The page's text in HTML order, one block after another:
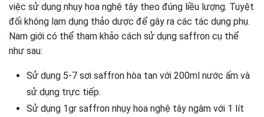
việc sử dụng nhụy hoa nghệ tây theo đúng liều lượng. Tuyệt
đối không lạm dụng thảo dược để gây ra các tác dụng phụ.
Nam giới có thể tham khảo cách sử dụng saffron cụ thể
như sau:
Sử dụng 5-7 sợi saffron hòa tan với 200ml nước ấm và
sử dụng trực tiếp.
Sử dụng 1gr saffron nhụy hoa nghệ tây ngâm với 1 lít